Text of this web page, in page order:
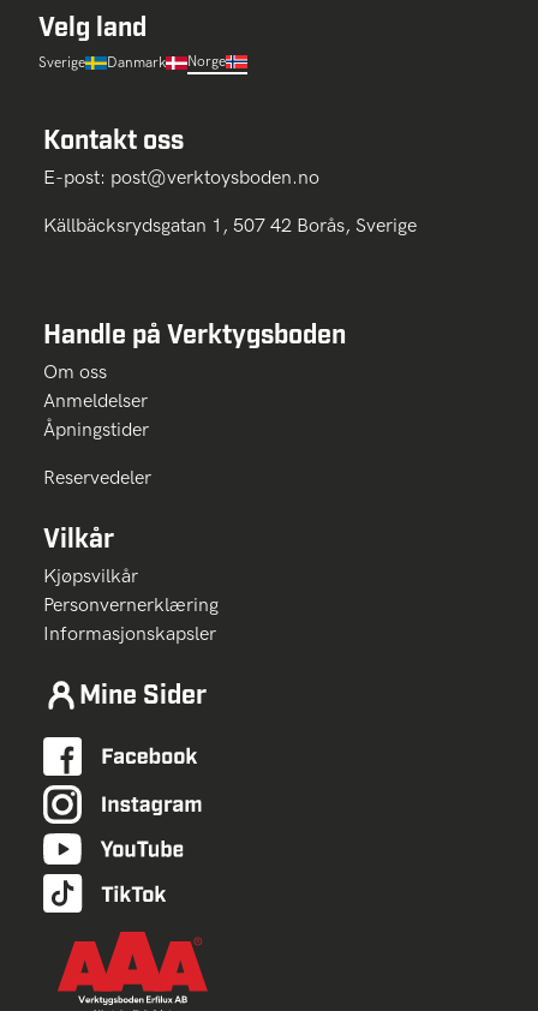
Velg land
Sverige Danmark Norge
Kontakt oss
E-post: post@verktoysboden.no
Källbäcksrydsgatan 1, 507 42 Borås, Sverige
Handle på Verktygsboden
Om oss
Anmeldelser
Åpningstider
Reservedeler
Vilkår
Kjøpsvilkår
Personvernerklæring
Informasjonskapsler
Mine Sider